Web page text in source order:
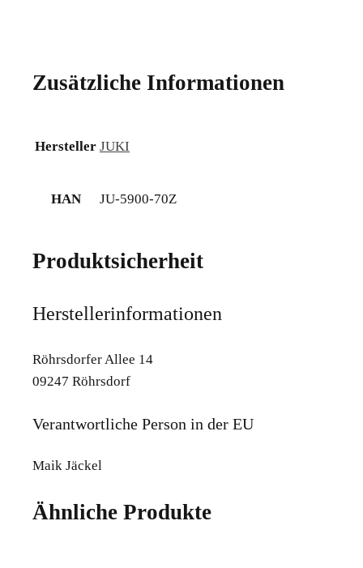
Zusätzliche Informationen
Hersteller JUKI
HAN JU-5900-70Z
Produktsicherheit
Herstellerinformationen
Röhrsdorfer Allee 14
09247 Röhrsdorf
Verantwortliche Person in der EU
Maik Jäckel
Ähnliche Produkte